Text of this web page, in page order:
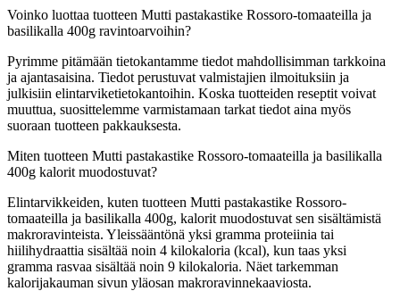
Voinko luottaa tuotteen Mutti pastakastike Rossoro-tomaateilla ja
basilikalla 400g ravintoarvoihin?
Pyrimme pitämään tietokantamme tiedot mahdollisimman tarkkoina
ja ajantasaisina. Tiedot perustuvat valmistajien ilmoituksiin ja
julkisiin elintarviketietokantoihin. Koska tuotteiden reseptit voivat
muuttua, suosittelemme varmistamaan tarkat tiedot aina myös
suoraan tuotteen pakkauksesta.
Miten tuotteen Mutti pastakastike Rossoro-tomaateilla ja basilikalla
400g kalorit muodostuvat?
Elintarvikkeiden, kuten tuotteen Mutti pastakastike Rossoro-
tomaateilla ja basilikalla 400g, kalorit muodostuvat sen sisältämistä
makroravinteista. Yleissääntönä yksi gramma proteiinia tai
hiilihydraattia sisältää noin 4 kilokaloria (kcal), kun taas yksi
gramma rasvaa sisältää noin 9 kilokaloria. Näet tarkemman
kalorijakauman sivun yläosan makroravinnekaaviosta.